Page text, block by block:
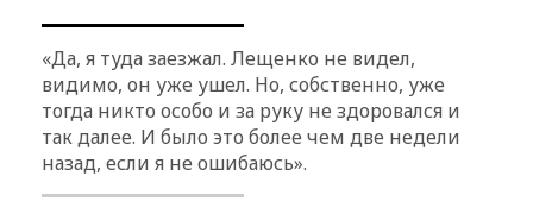
«Да, я туда заезжал. Лещенко не видел,
видимо, он уже ушел. Но, собственно, уже
тогда никто особо и за руку не здоровался и
так далее. И было это более чем две недели
назад, если я не ошибаюсь».